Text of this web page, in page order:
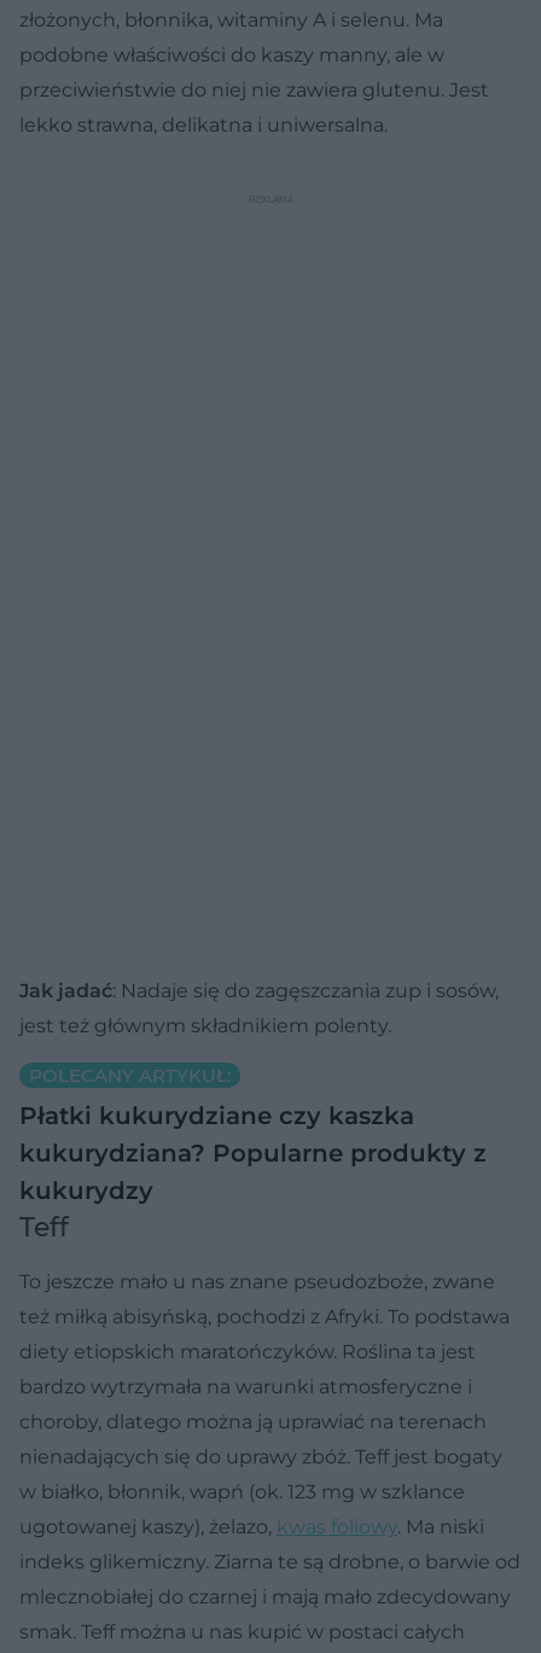
złożonych, błonnika, witaminy A i selenu. Ma
podobne właściwości do kaszy manny, ale w
przeciwieństwie do niej nie zawiera glutenu. Jest
lekko strawna, delikatna i uniwersalna.
Jak jadać: Nadaje się do zagęszczania zup i sosów,
jest też głównym składnikiem polenty.
POLECANY ARTYKUŁ:
Płatki kukurydziane czy kaszka
kukurydziana? Popularne produkty z
kukurydzy
Teff
To jeszcze mało u nas znane pseudozboże, zwane
też miłką abisyńską, pochodzi z Afryki. To podstawa
diety etiopskich maratończyków. Roślina ta jest
bardzo wytrzymała na warunki atmosferyczne i
choroby, dlatego można ją uprawiać na terenach
nienadających się do uprawy zbóż. Teff jest bogaty
w białko, błonnik, wapń (ok. 123 mg w szklance
ugotowanej kaszy), żelazo, kwas foliowy. Ma niski
indeks glikemiczny. Ziarna te są drobne, o barwie od
mlecznobiałej do czarnej i mają mało zdecydowany
smak. Teff można u nas kupić w postaci całych